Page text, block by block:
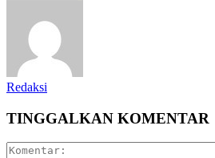
Redaksi
TINGGALKAN KOMENTAR